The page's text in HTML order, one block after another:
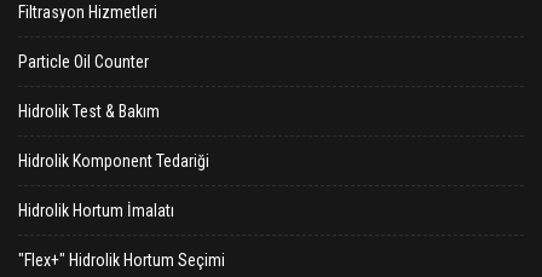
Filtrasyon Hizmetleri
Particle Oil Counter
Hidrolik Test & Bakım
Hidrolik Komponent Tedariği
Hidrolik Hortum İmalatı
"Flex+" Hidrolik Hortum Seçimi